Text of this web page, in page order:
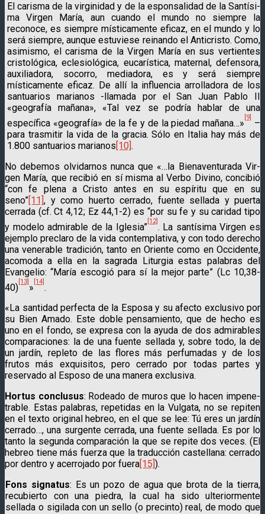
El carisma de la virginidad y de la esponsalidad de la Santísi­
ma Virgen María, aun cuando el mundo no siempre la
reconoce, es siempre místicamente eficaz, en el mundo y lo
será siempre, aunque estuviese reinando el Anticristo. Como,
asimismo, el carisma de la Virgen María en sus vertientes
cristológica, eclesiológica, eucarística, maternal, defensora,
auxiliadora, socorro, mediadora, es y será siempre
místicamente eficaz. De allí la in­fluencia arrolladora de los
santuarios marianos -llamada por el San Juan Pablo II
«geografía mañana», «Tal vez se podría hablar de una
específica «geografía» de la fe y de la piedad mañana…»
[9]
–
para trasmitir la vida de la gracia. Sólo en Italia hay más de
1.800 santuarios marianos[10].
No debemos olvidarnos nunca que «…la Bienaventurada Vir­
gen María, que recibió en sí misma al Verbo Divino, concibió
“con fe plena a Cristo antes en su espíritu que en su
seno”[11], y como huerto cerrado, fuente sellada y puerta
cerrada (cf. Ct 4,12; Ez 44,1-2) es “por su fe y su caridad tipo
y modelo admirable de la Iglesia”
[12]
. La santísima Virgen es
ejemplo preclaro de la vida contemplativa, y con todo derecho
una venerable tradición, tan­to en Oriente como en Occidente,
acomoda a ella en la sagrada Liturgia estas palabras del
Evangelio: “María escogió para sí la mejor parte” (Lc 10,38-
40)
[13]
»
[14]
.
«La santidad perfecta de la Esposa y su afecto exclusivo por
su Bien Amado. Este doble pensamiento, que de hecho es
uno en el fondo, se expresa con la ayuda de dos admirables
comparaciones: la de una fuente sellada y, sobre todo, la de
un jardín, repleto de las flores más perfumadas y de los
frutos más exquisitos, pero cerrado por todas partes y
reservado al Esposo de una manera exclusiva.
Hortus conclusus: Rodeado de muros que lo hacen impene­
trable. Estas palabras, repetidas en la Vulgata, no se repiten
en el texto original hebreo, en el que se lee: Tú eres un jardín
cerrado…, una surgente cerrada, una fuente sellada. Es por lo
tanto la segunda comparación la que se repite dos veces. (El
hebreo tiene más fuerza que la traducción castellana: cerrado
por dentro y acerrojado por fuera [15] ).
Fons signatus: Es un pozo de agua que brota de la tierra,
recubierto con una piedra, la cual ha sido ulteriormente
sellada o sigilada con un sello (o precinto) real, de modo que